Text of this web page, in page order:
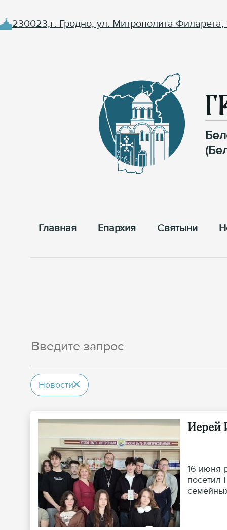
230023,г. Гродно, ул. Митрополита Филарета,
Главная Епархия Cвятыни
Новости
Иерей
16 июня
посетил